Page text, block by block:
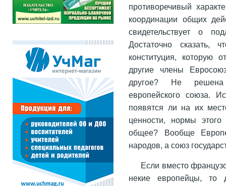
противоречивый
координации общих
свидетельствует о
Достаточно сказать,
конституция, которую
другие члены
другое? Не решена
европейского союза.
появятся ли на их
ценности, нормы
общее? Вообще
народов, а союз
Если вместо
некие европейцы, то